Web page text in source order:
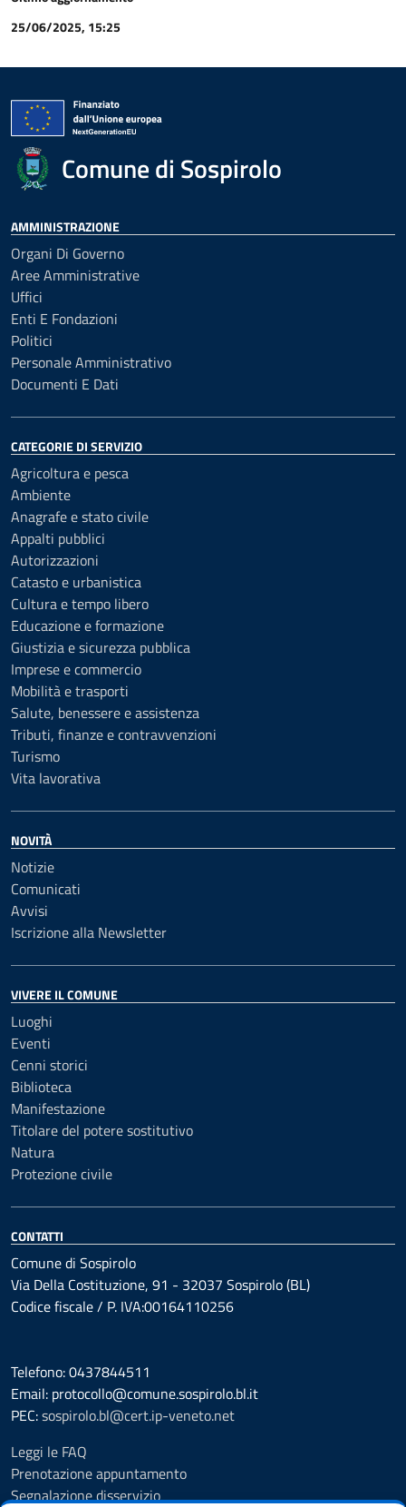
25/06/2025, 15:25
Comune di Sospirolo
AMMINISTRAZIONE
Organi Di Governo
Aree Amministrative
Uffici
Enti E Fondazioni
Politici
Personale Amministrativo
Documenti E Dati
CATEGORIE DI SERVIZIO
Agricoltura e pesca
Ambiente
Anagrafe e stato civile
Appalti pubblici
Autorizzazioni
Catasto e urbanistica
Cultura e tempo libero
Educazione e formazione
Giustizia e sicurezza pubblica
Imprese e commercio
Mobilità e trasporti
Salute, benessere e assistenza
Tributi, finanze e contravvenzioni
Turismo
Vita lavorativa
NOVITÀ
Notizie
Comunicati
Avvisi
Iscrizione alla Newsletter
VIVERE IL COMUNE
Luoghi
Eventi
Cenni storici
Biblioteca
Manifestazione
Titolare del potere sostitutivo
Natura
Protezione civile
CONTATTI
Comune di Sospirolo
Via Della Costituzione, 91 - 32037 Sospirolo (BL)
Codice fiscale / P. IVA:00164110256
Telefono: 0437844511
Email: protocollo@comune.sospirolo.bl.it
PEC:sospirolo.bl@cert.ip-veneto.net
Leggi le FAQ
Prenotazione appuntamento
Segnalazione disservizio